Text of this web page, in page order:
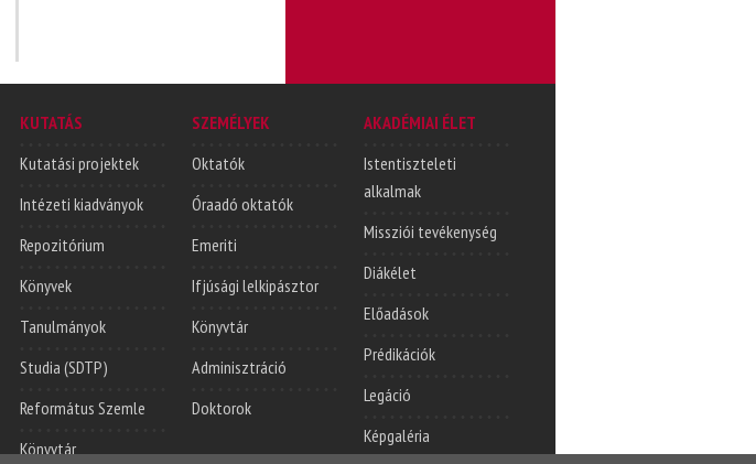
KUTATÁS
Kutatási projektek
Intézeti kiadványok
Repozitórium
Könyvek
Tanulmányok
Studia (SDTP)
Református Szemle
Könyvtár
SZEMÉLYEK
Oktatók
Óraadó oktatók
Emeriti
Ifjúsági lelkipásztor
Könyvtár
Adminisztráció
Doktorok
AKADÉMIAI ÉLET
Istentiszteleti
alkalmak
Missziói tevékenység
Diákélet
Előadások
Prédikációk
Legáció
Képgaléria